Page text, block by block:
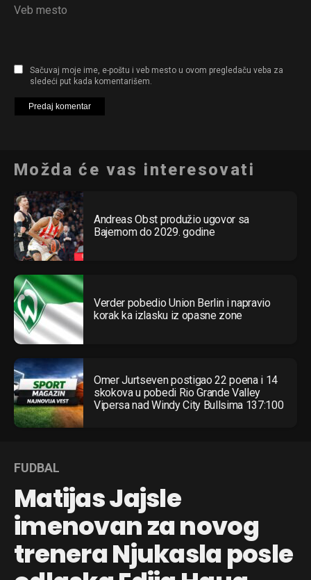
Veb mesto
Sačuvaj moje ime, e-poštu i veb mesto u ovom pregledaču veba za
sledeći put kada komentarišem.
Možda će vas interesovati
Andreas Obst produžio ugovor sa
Bajernom do 2029. godine
Verder pobedio Union Berlin i napravio
korak ka izlasku iz opasne zone
Omer Jurtseven postigao 22 poena i 14
skokova u pobedi Rio Grande Valley
Vipersa nad Windy City Bullsima 137:100
FUDBAL
Matijas Jajsle
imenovan za novog
trenera Njukasla posle
Reddit
Pinterest